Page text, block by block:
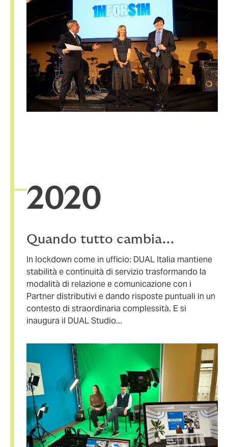
2020
Quando tutto cambia...
In lockdown come in ufficio: DUAL Italia mantiene
stabilità e continuità di servizio trasformando la
modalità di relazione e comunicazione con i
Partner distributivi e dando risposte puntuali in un
contesto di straordinaria complessità. E si
inaugura il DUAL Studio...